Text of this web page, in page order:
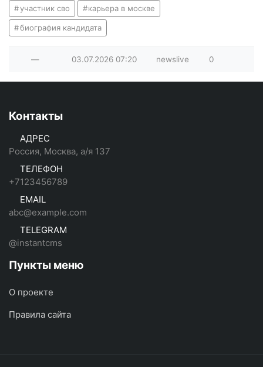
участник сво карьера в москве
биография кандидата
— 03.07.2026 07:20 newslive 0
Контакты
АДРЕС
Россия, Москва, а/я 137
ТЕЛЕФОН
+7123456789
EMAIL
abc@example.com
TELEGRAM
@instantcms
Пункты меню
О проекте
Правила сайта